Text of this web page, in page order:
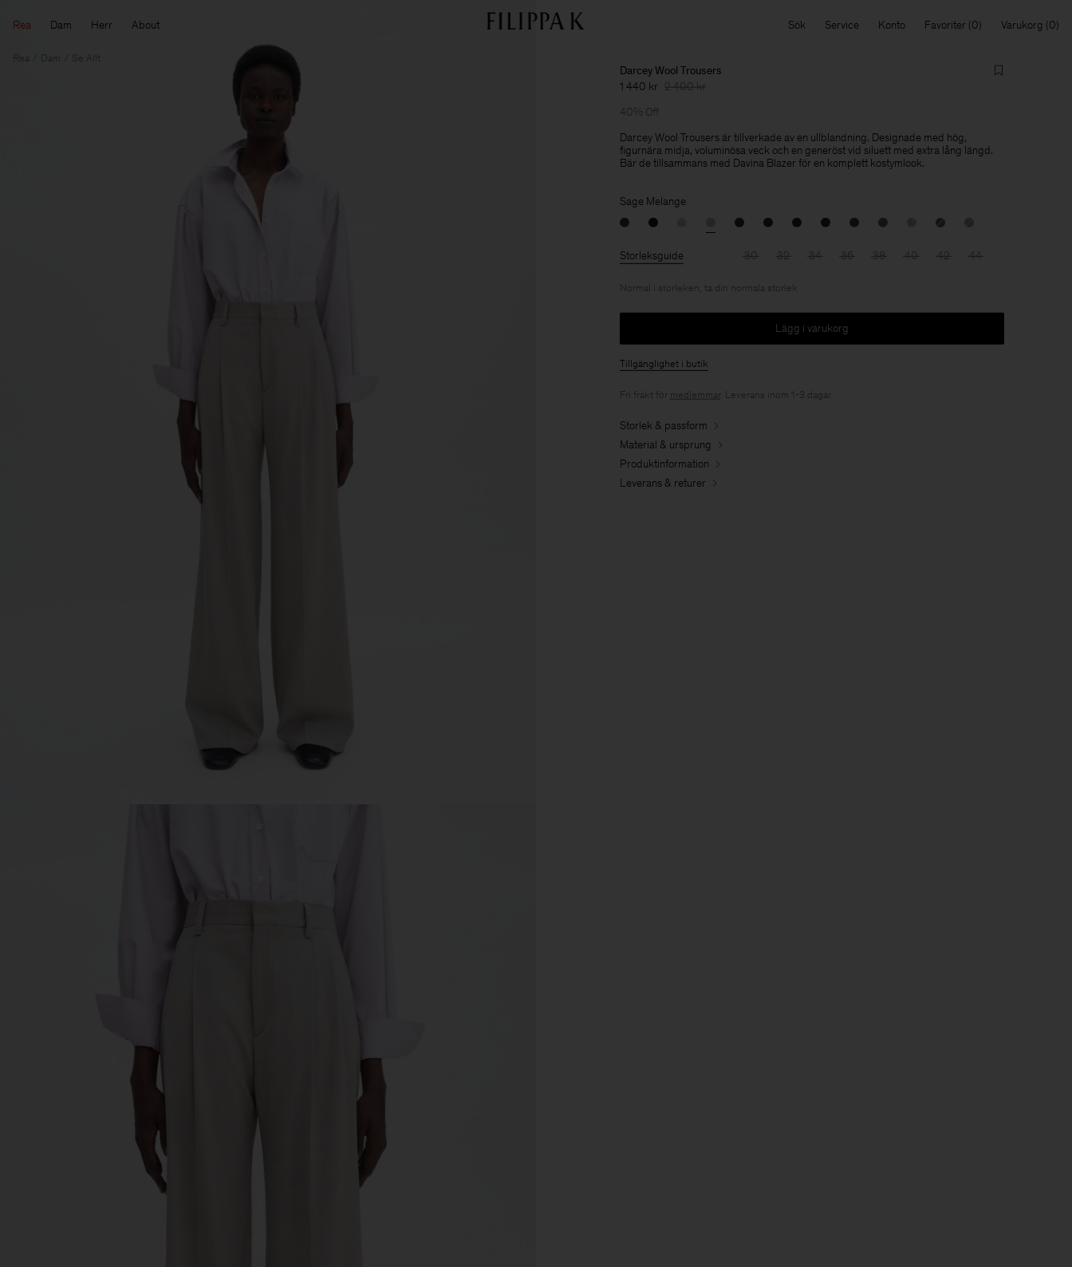
Rea Dam Herr About Sök Service Konto Favoriter Varukorg
Rea Dam Se Allt
Darcey Wool Trousers
1 440 kr 2 400 kr
40% Off
Darcey Wool Trousers är tillverkade av en ullblandning. Designade med hög,
figurnära midja, voluminösa veck och en generöst vid siluett med extra lång längd.
Bär de tillsammans med Davina Blazer för en komplett kostymlook.
Sage Melange
Storleksguide 30 32 34 36 38 40 42 44
Normal i storleken, ta din normala storlek
Lägg i varukorg
Tillgänglighet i butik
Fri frakt för medlemmar. Leverans inom 1-3 dagar.
Storlek & passform
Material & ursprung
Produktinformation
Leverans & returer